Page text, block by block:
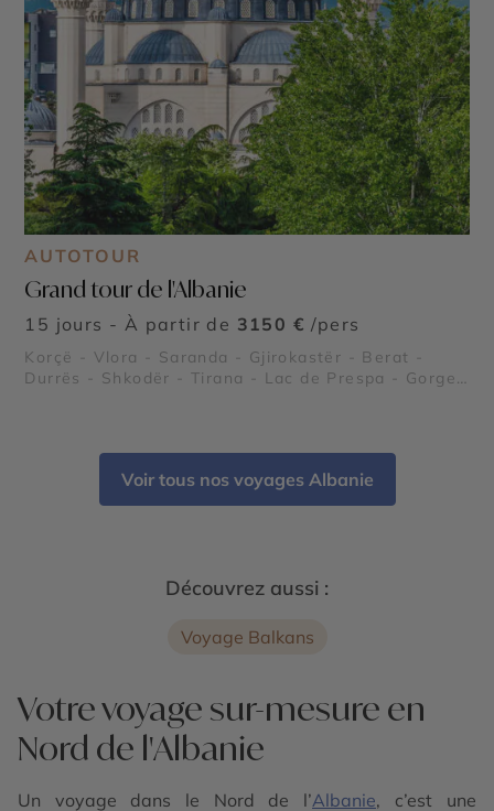
AUTOTOUR
Grand tour de l'Albanie
15 jours - À partir de 3150 € /pers
Korçë - Vlora - Saranda - Gjirokastër - Berat -
Durrës - Shkodër - Tirana - Lac de Prespa - Gorges
Divjakë-Karavasta - Apollonia - Château de Rozafa
- Parc national de Theth - Alpes albanaises
Voir tous nos voyages Albanie
Découvrez aussi :
Voyage Balkans
Votre voyage sur-mesure en
Nord de l'Albanie
Un voyage dans le Nord de l’Albanie, c’est une